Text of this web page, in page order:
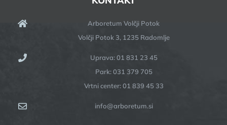
Arboretum Volčji Potok
Volčji Potok 3, 1235 Radomlje
Uprava: 01 831 23 45
Park: 031 379 705
Vrtni center: 01 839 45 33
info@arboretum.si